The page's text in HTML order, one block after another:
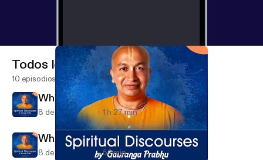
Todos los episodios
10 episodios
When Good Fortune Arises
8 de jul de 2020 1 h 27 min
Whats Next
8 de jul de 2020 52 min